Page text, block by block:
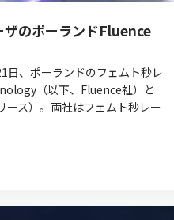
ザのポーランドFluence
日、ポーランドのフェムト秒レ
（以下、Fluence社）と
ース）。両社はフェムト秒レー